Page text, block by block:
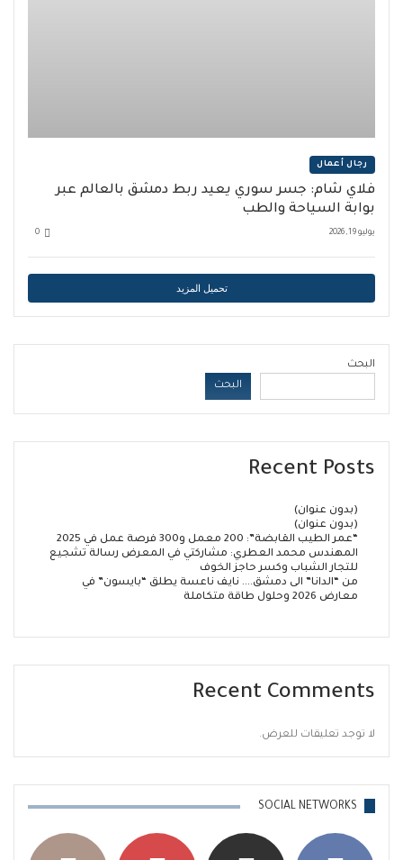
رجال أعمال
فلاي شام: جسر سوري يعيد ربط دمشق بالعالم عبر
بوابة السياحة والطب
يوليو 19, 2026 0
تحميل المزيد
البحث
البحث
Recent Posts
(بدون عنوان)
(بدون عنوان)
“عمر الطيب القابضة”: 200 معمل و300 فرصة عمل في 2025
المهندس محمد العطري: مشاركتي في المعرض رسالة تشجيع
للتجار الشباب وكسر حاجز الخوف
من “الدانا” الى دمشق…. نايف ناعسة يطلق “بايسون” في
معارض 2026 وحلول طاقة متكاملة
Recent Comments
لا توجد تعليقات للعرض.
SOCIAL NETWORKS